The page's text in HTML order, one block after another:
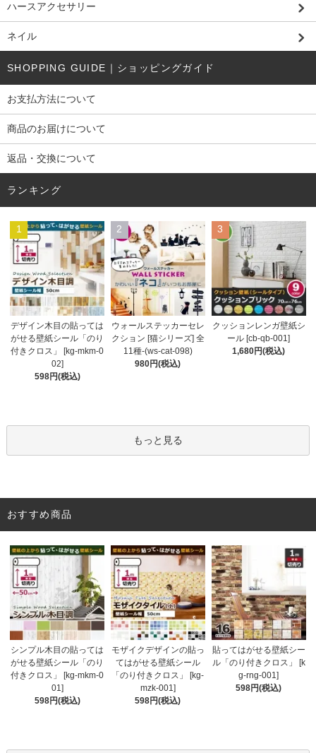
ハースアクセサリー
ネイル
SHOPPING GUIDE｜ショッピングガイド
お支払方法について
商品のお届けについて
返品・交換について
ランキング
1
デザイン木目の貼っては
がせる壁紙シール「のり
付きクロス」 [kg-mkm-0
02]
598円(税込)
2
ウォールステッカーセレ
クション [猫シリーズ] 全
11種-(ws-cat-098)
980円(税込)
3
クッションレンガ壁紙シ
ール [cb-qb-001]
1,680円(税込)
もっと見る
おすすめ商品
シンプル木目の貼っては
がせる壁紙シール「のり
付きクロス」 [kg-mkm-0
01]
598円(税込)
モザイクデザインの貼っ
てはがせる壁紙シール
「のり付きクロス」 [kg-
mzk-001]
598円(税込)
貼ってはがせる壁紙シー
ル「のり付きクロス」 [k
g-rng-001]
598円(税込)